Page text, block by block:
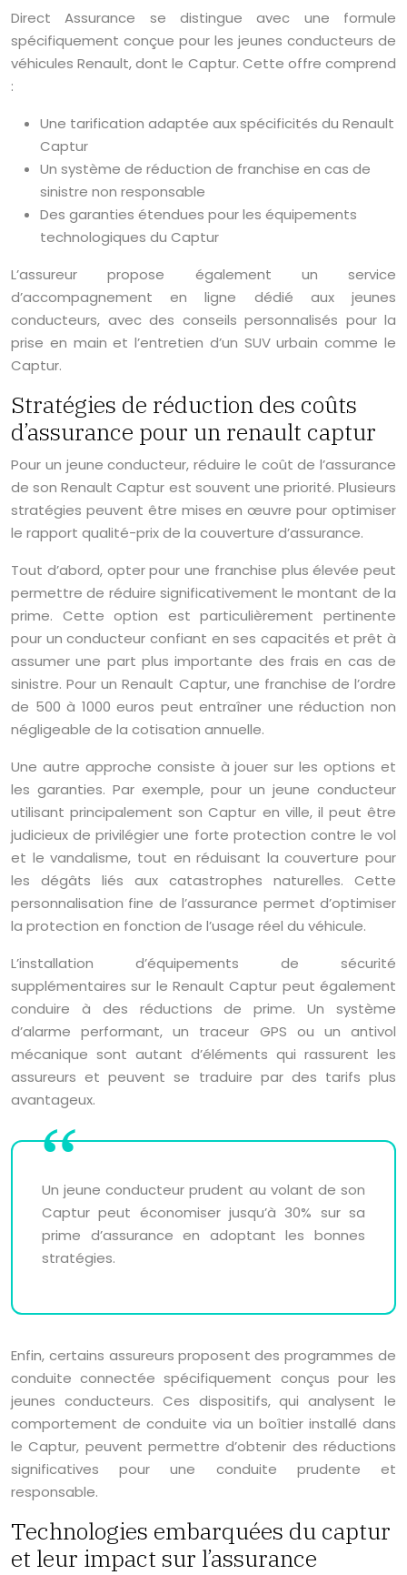
Direct Assurance se distingue avec une formule
spécifiquement conçue pour les jeunes conducteurs de
véhicules Renault, dont le Captur. Cette offre comprend
:
Une tarification adaptée aux spécificités du Renault
Captur
Un système de réduction de franchise en cas de
sinistre non responsable
Des garanties étendues pour les équipements
technologiques du Captur
L’assureur propose également un service
d’accompagnement en ligne dédié aux jeunes
conducteurs, avec des conseils personnalisés pour la
prise en main et l’entretien d’un SUV urbain comme le
Captur.
Stratégies de réduction des coûts
d’assurance pour un renault captur
Pour un jeune conducteur, réduire le coût de l’assurance
de son Renault Captur est souvent une priorité. Plusieurs
stratégies peuvent être mises en œuvre pour optimiser
le rapport qualité-prix de la couverture d’assurance.
Tout d’abord, opter pour une franchise plus élevée peut
permettre de réduire significativement le montant de la
prime. Cette option est particulièrement pertinente
pour un conducteur confiant en ses capacités et prêt à
assumer une part plus importante des frais en cas de
sinistre. Pour un Renault Captur, une franchise de l’ordre
de 500 à 1000 euros peut entraîner une réduction non
négligeable de la cotisation annuelle.
Une autre approche consiste à jouer sur les options et
les garanties. Par exemple, pour un jeune conducteur
utilisant principalement son Captur en ville, il peut être
judicieux de privilégier une forte protection contre le vol
et le vandalisme, tout en réduisant la couverture pour
les dégâts liés aux catastrophes naturelles. Cette
personnalisation fine de l’assurance permet d’optimiser
la protection en fonction de l’usage réel du véhicule.
L’installation d’équipements de sécurité
supplémentaires sur le Renault Captur peut également
conduire à des réductions de prime. Un système
d’alarme performant, un traceur GPS ou un antivol
mécanique sont autant d’éléments qui rassurent les
assureurs et peuvent se traduire par des tarifs plus
avantageux.
Un jeune conducteur prudent au volant de son
Captur peut économiser jusqu’à 30% sur sa
prime d’assurance en adoptant les bonnes
stratégies.
Enfin, certains assureurs proposent des programmes de
conduite connectée spécifiquement conçus pour les
jeunes conducteurs. Ces dispositifs, qui analysent le
comportement de conduite via un boîtier installé dans
le Captur, peuvent permettre d’obtenir des réductions
significatives pour une conduite prudente et
responsable.
Technologies embarquées du captur
et leur impact sur l’assurance